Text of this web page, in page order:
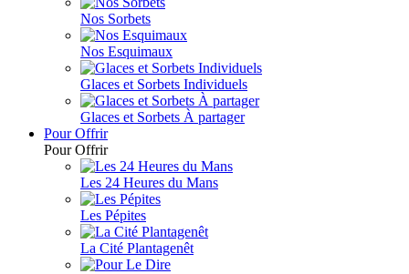
Nos Sorbets
Nos Esquimaux
Glaces et Sorbets Individuels
Glaces et Sorbets À partager
Pour Offrir
Pour Offrir
Les 24 Heures du Mans
Les Pépites
La Cité Plantagenêt